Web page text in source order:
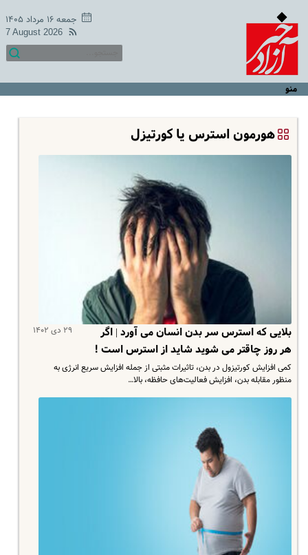
جمعه ۱۶ مرداد ۱۴۰۵
7 August 2026
منو
هورمون استرس یا کورتیزل
۲۹ دی ۱۴۰۲
بلایی که استرس سر بدن انسان می آورد | اگر
هر روز چاقتر می شوید شاید از استرس است !
کمی افزایش کورتیزول در بدن، تاثیرات مثبتی از جمله افزایش سریع انرژی به
منظور مقابله بدن، افزایش فعالیت‌های حافظه، بالا…